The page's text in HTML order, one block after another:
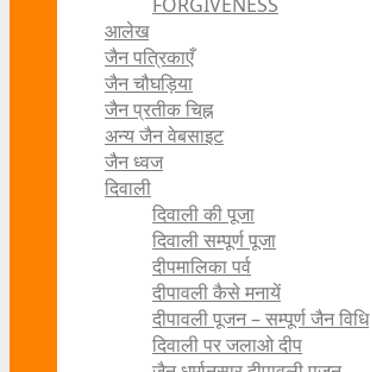
आलेख
जैन पत्रिकाएँ
जैन चौघड़िया
जैन प्रतीक चिह्न
अन्य जैन वेबसाइट
जैन ध्वज
दिवाली
दिवाली की पूजा
दिवाली सम्पूर्ण पूजा
दीपमालिका पर्व
दीपावली कैसे मनायें
दीपावली पूजन – सम्पूर्ण जैन विधि
दिवाली पर जलाओ दीप